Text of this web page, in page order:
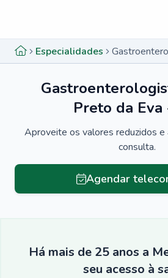
Especialidades
Preto da Eva
Aproveite os valores reduzidos e
consulta.
Agendar
Há mais de 25 anos a
seu acesso à